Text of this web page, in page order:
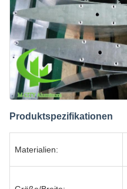
Produktspezifikationen
Materialien: